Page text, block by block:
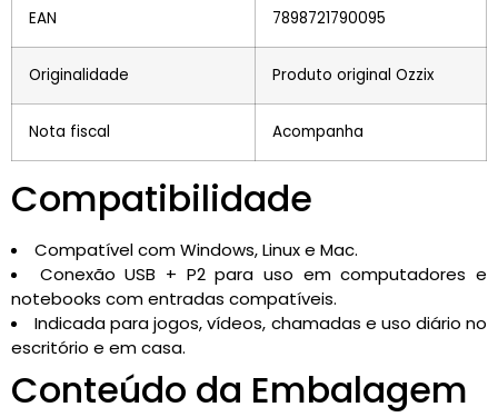
EAN 7898721790095
Originalidade Produto original Ozzix
Nota fiscal Acompanha
Compatibilidade
Compatível com Windows, Linux e Mac.
Conexão USB + P2 para uso em computadores e
notebooks com entradas compatíveis.
Indicada para jogos, vídeos, chamadas e uso diário no
escritório e em casa.
Conteúdo da Embalagem